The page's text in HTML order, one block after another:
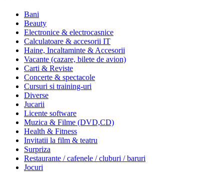
Bani
Beauty
Electronice & electrocasnice
Calculatoare & accesorii IT
Haine, Incaltaminte & Accesorii
Vacante (cazare, bilete de avion)
Carti & Reviste
Concerte & spectacole
Cursuri si training-uri
Diverse
Jucarii
Licente software
Muzica & Filme (DVD,CD)
Health & Fitness
Invitatii la film & teatru
Surpriza
Restaurante / cafenele / cluburi / baruri
Jocuri